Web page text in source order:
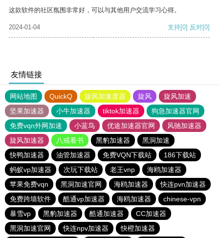
这款软件的社区氛围非常好，可以与其他用户交流学习心得。
2024-01-04 支持[0] 反对[0]
友情链接
网站地图 QuickQ 旋风加速度器 旋风
旋风加速
坚果加速器
小牛加速器 tiktok加速器
狗急加速器官网
免费vqn外网加速
小蓝鸟 优途加速器官网
风驰加速器
旋风加速器
八戒看书 黑豹加速器
黑洞加速
快鸭加速器
油管加速器 免费VQN下载站
186下载站
蚂蚁vp加速器
次玩下载站 老王vnp
海鸥加速器
苹果免费vqn
黑洞加速官网 海鸥加速器
快连pvn加速器
免费跨墙软件
酷通vp加速器 海鸥加速器
chinese-vpn
暴雪vp
黑豹加速器 酷通加速器
CC加速器
黑洞加速官网
快连npv加速器 快橙加速器